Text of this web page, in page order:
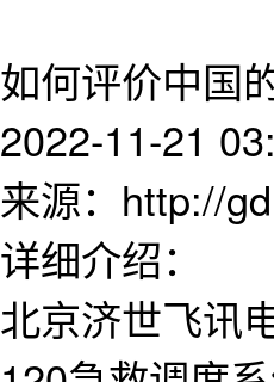
如何评价中国
2022-11-21
来源：http://
详细介绍：
北京济世飞讯